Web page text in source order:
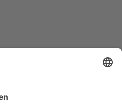
e.V.